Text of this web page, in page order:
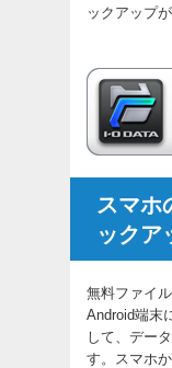
ックアップ
スマホ
ックア
無料ファイ
Android端末
して、デー
す。スマホ